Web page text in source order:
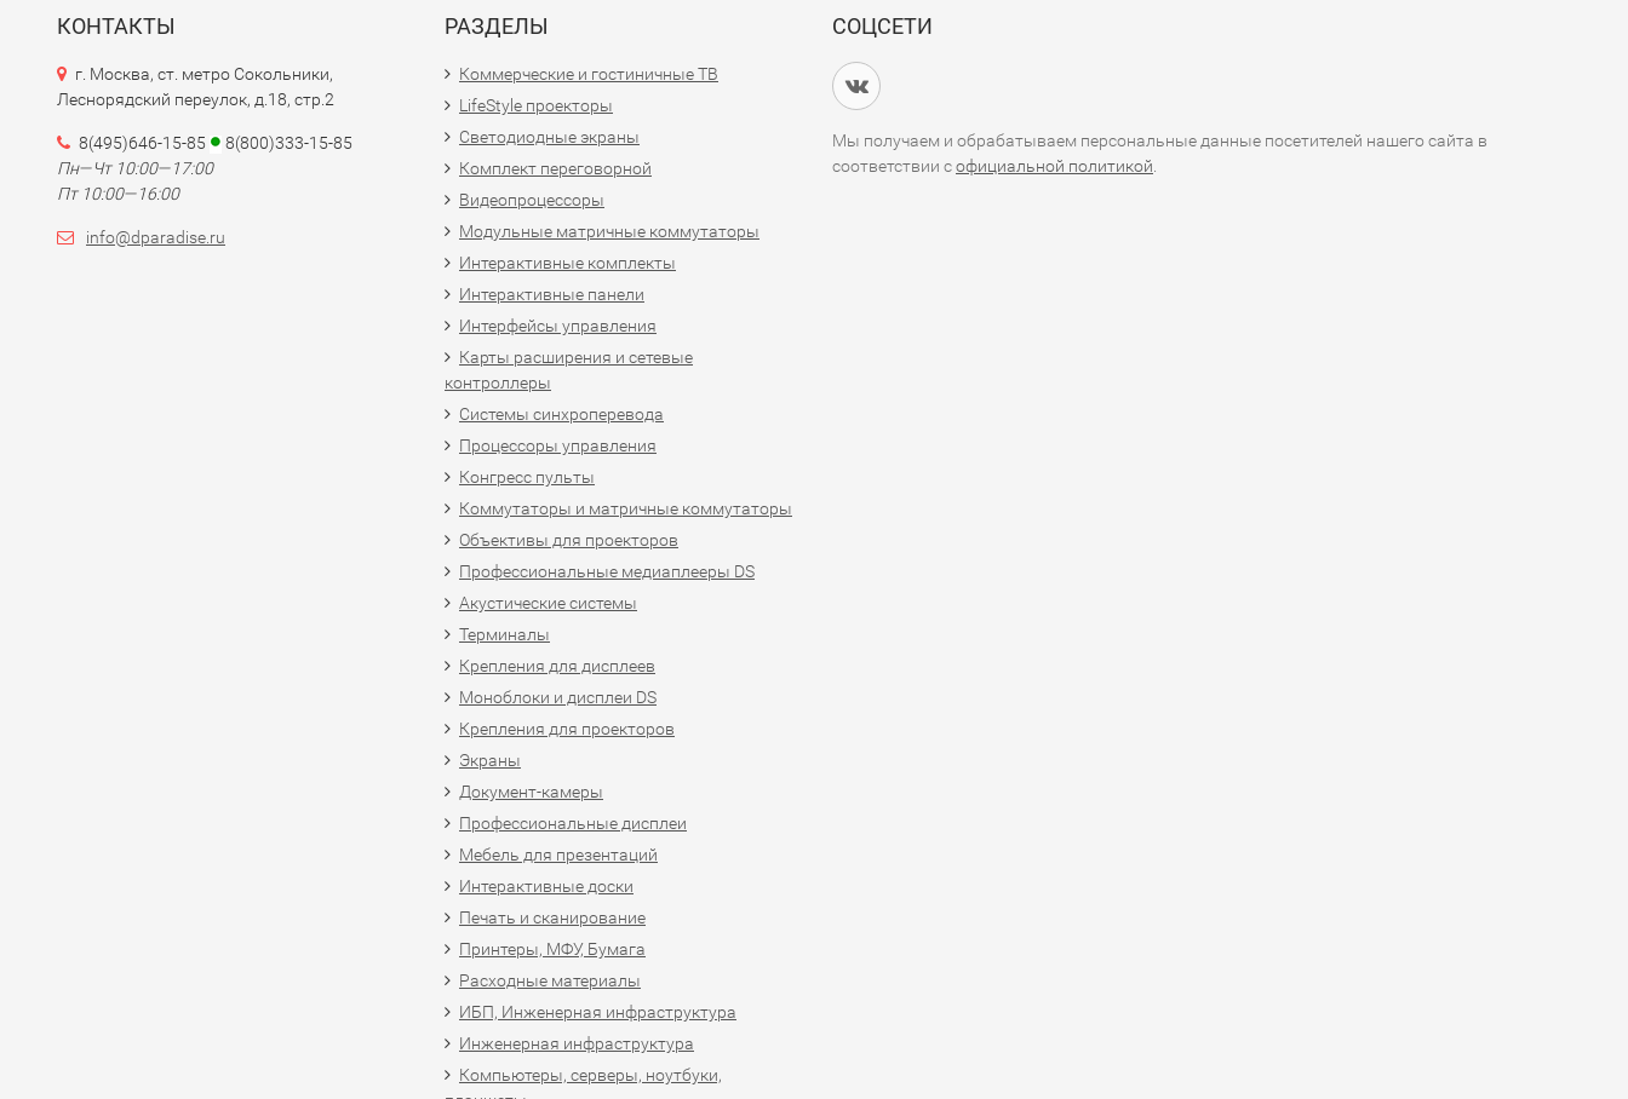
КОНТАКТЫ
г. Москва, ст. метро Сокольники,
Леснорядский переулок, д.18, стр.2
8(495)646-15-85
8(800)333-15-85
Пн—Чт 10:00—17:00
Пт 10:00—16:00
info@dparadise.ru
РАЗДЕЛЫ
Коммерческие и гостиничные ТВ
LifeStyle проекторы
Светодиодные экраны
Комплект переговорной
Видеопроцессоры
Модульные матричные коммутаторы
Интерактивные комплекты
Интерактивные панели
Интерфейсы управления
Карты расширения и сетевые
контроллеры
Системы синхроперевода
Процессоры управления
Конгресс пульты
Коммутаторы и матричные коммутаторы
Объективы для проекторов
Профессиональные медиаплееры DS
Акустические системы
Терминалы
Крепления для дисплеев
Моноблоки и дисплеи DS
Крепления для проекторов
Экраны
Документ-камеры
Профессиональные дисплеи
Мебель для презентаций
Интерактивные доски
Печать и сканирование
Принтеры, МФУ, Бумага
Расходные материалы
ИБП, Инженерная инфраструктура
Инженерная инфраструктура
Компьютеры, серверы, ноутбуки,
СОЦСЕТИ
Мы получаем и обрабатываем персональные данные посетителей нашего сайта в
соответствии софициальной политикой